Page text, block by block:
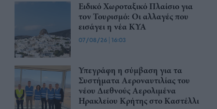
Ειδικό Χωροταξικό Πλαίσιο για
τον Τουρισμό: Οι αλλαγές που
εισάγει η νέα ΚΥΑ
07/08/26 | 16:03
Υπεγράφη η σύμβαση για τα
Συστήματα Αεροναυτιλίας του
νέου Διεθνούς Αερολιμένα
Ηρακλείου Κρήτης στο Καστέλλι